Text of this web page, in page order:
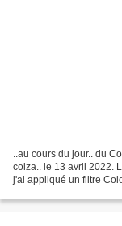
..au cours du jour.. du
colza.. le 13 avril 2022.
j'ai appliqué un filtre